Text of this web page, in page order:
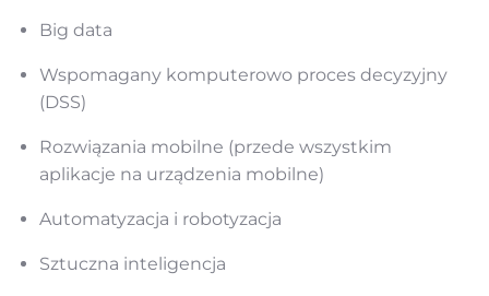
Big data
Wspomagany komputerowo proces decyzyjny
(DSS)
Rozwiązania mobilne (przede wszystkim
aplikacje na urządzenia mobilne)
Automatyzacja i robotyzacja
Sztuczna inteligencja